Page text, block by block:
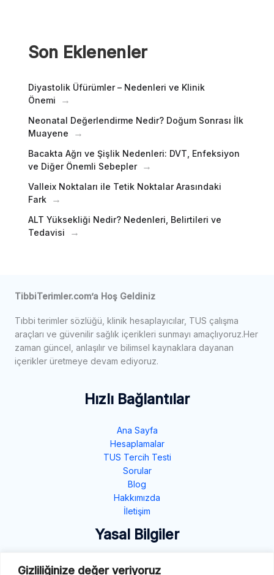
Gizliliğinize değer veriyoruz
Son Eklenenler
Diyastolik Üfürümler – Nedenleri ve Klinik
Önemi
Neonatal Değerlendirme Nedir? Doğum Sonrası İlk
Muayene
Bacakta Ağrı ve Şişlik Nedenleri: DVT, Enfeksiyon
ve Diğer Önemli Sebepler
Valleix Noktaları ile Tetik Noktalar Arasındaki
Fark
ALT Yüksekliği Nedir? Nedenleri, Belirtileri ve
Tedavisi
TibbiTerimler.com’a Hoş Geldiniz
Tıbbi terimler sözlüğü, klinik hesaplayıcılar, TUS çalışma
araçları ve güvenilir sağlık içerikleri sunmayı amaçlıyoruz.Her
zaman güncel, anlaşılır ve bilimsel kaynaklara dayanan
içerikler üretmeye devam ediyoruz.
Hızlı Bağlantılar
Ana Sayfa
Hesaplamalar
TUS Tercih Testi
Sorular
Blog
Hakkımızda
İletişim
Yasal Bilgiler
Gizlilik Politikası